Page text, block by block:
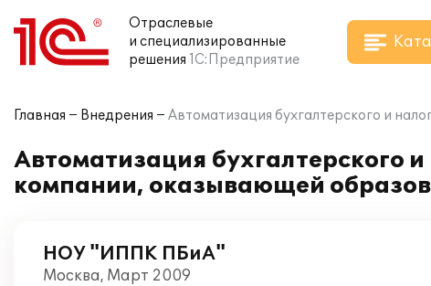
Отраслевые
и специализированные
решения 1С:Предприятие
Главная Внедрения Автоматизация бухгалтерского и
Автоматизация бухгалтерского
компании, оказывающей
НОУ "ИППК ПБиА"
Москва, Март 2009